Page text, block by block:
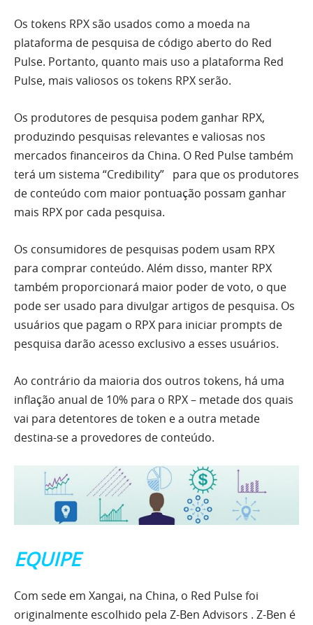
Os tokens RPX são usados ​​como a moeda na
plataforma de pesquisa de código aberto do Red
Pulse. Portanto, quanto mais uso a plataforma Red
Pulse, mais valiosos os tokens RPX serão.
Os produtores de pesquisa podem ganhar RPX,
produzindo pesquisas relevantes e valiosas nos
mercados financeiros da China. O Red Pulse também
terá um sistema “Credibility” para que os produtores
de conteúdo com maior pontuação possam ganhar
mais RPX por cada pesquisa.
Os consumidores de pesquisas podem usam RPX
para comprar conteúdo. Além disso, manter RPX
também proporcionará maior poder de voto, o que
pode ser usado para divulgar artigos de pesquisa. Os
usuários que pagam o RPX para iniciar prompts de
pesquisa darão acesso exclusivo a esses usuários.
Ao contrário da maioria dos outros tokens, há uma
inflação anual de 10% para o RPX – metade dos quais
vai para detentores de token e a outra metade
destina-se a provedores de conteúdo.
EQUIPE
Com sede em Xangai, na China, o Red Pulse foi
originalmente escolhido pela Z-Ben Advisors . Z-Ben é